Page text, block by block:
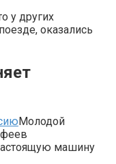
у других
оказались
Молодой
машину